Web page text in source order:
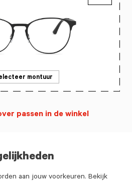
aan jouw voorkeuren. Bekijk
montuur
passen in de winkel